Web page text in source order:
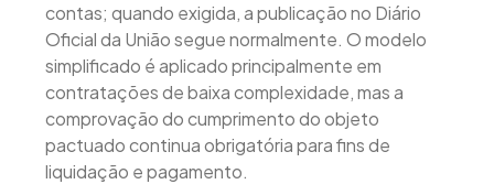
contas; quando exigida, a publicação no Diário
Oficial da União segue normalmente. O modelo
simplificado é aplicado principalmente em
contratações de baixa complexidade, mas a
comprovação do cumprimento do objeto
pactuado continua obrigatória para fins de
liquidação e pagamento.